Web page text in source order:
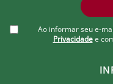
Ao informar seu e-
Privacidade e